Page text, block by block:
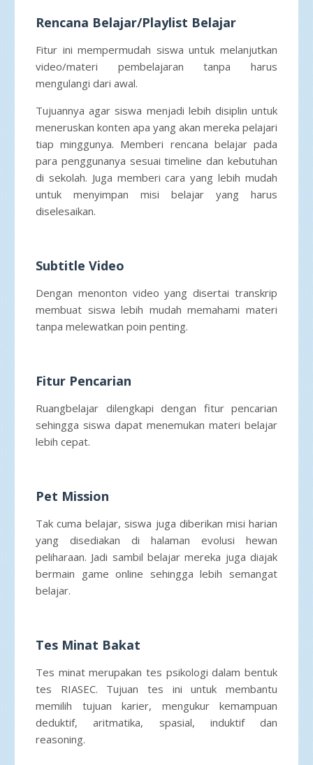
Rencana Belajar/Playlist Belajar
Fitur ini mempermudah siswa untuk melanjutkan
video/materi pembelajaran tanpa harus
mengulangi dari awal.
Tujuannya agar siswa menjadi lebih disiplin untuk
meneruskan konten apa yang akan mereka pelajari
tiap minggunya. Memberi rencana belajar pada
para penggunanya sesuai timeline dan kebutuhan
di sekolah. Juga memberi cara yang lebih mudah
untuk menyimpan misi belajar yang harus
diselesaikan.
Subtitle Video
Dengan menonton video yang disertai transkrip
membuat siswa lebih mudah memahami materi
tanpa melewatkan poin penting.
Fitur Pencarian
Ruangbelajar dilengkapi dengan fitur pencarian
sehingga siswa dapat menemukan materi belajar
lebih cepat.
Pet Mission
Tak cuma belajar, siswa juga diberikan misi harian
yang disediakan di halaman evolusi hewan
peliharaan. Jadi sambil belajar mereka juga diajak
bermain game online sehingga lebih semangat
belajar.
Tes Minat Bakat
Tes minat merupakan tes psikologi dalam bentuk
tes RIASEC. Tujuan tes ini untuk membantu
memilih tujuan karier, mengukur kemampuan
deduktif, aritmatika, spasial, induktif dan
reasoning.